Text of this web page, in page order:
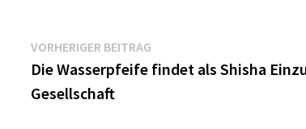
Beitragsnavigation
VORHERIGER BEITRAG
Beitrag:
Die Wasserpfeife findet als Shisha
Gesellschaft